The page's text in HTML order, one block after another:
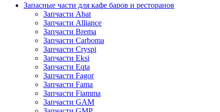
Запасные части для кафе баров и ресторанов
Запчасти Abat
Запчасти Alliance
Запчасти Brema
Запчасти Carboma
Запчасти Cryspi
Запчасти Eksi
Запчасти Eqta
Запчасти Fagor
Запчасти Fama
Запчасти Fiamma
Запчасти GAM